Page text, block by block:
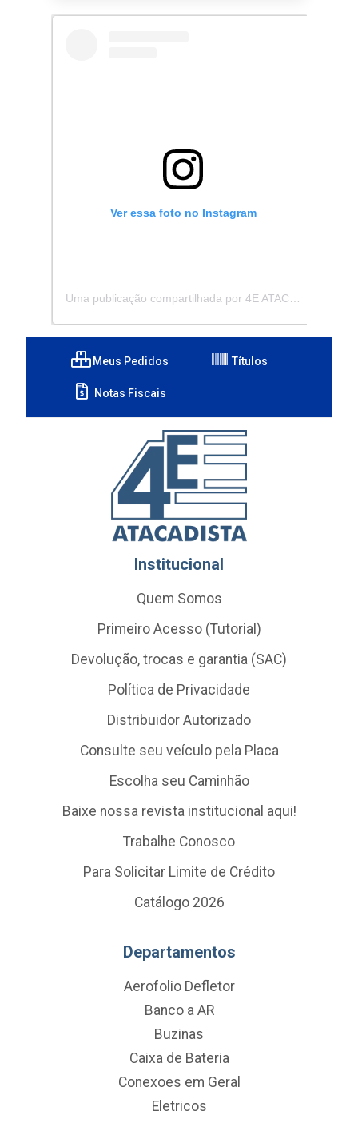
Ver essa foto no Instagram
Meus Pedidos Títulos
Notas Fiscais
Institucional
Quem Somos
Primeiro Acesso (Tutorial)
Devolução, trocas e garantia (SAC)
Política de Privacidade
Distribuidor Autorizado
Consulte seu veículo pela Placa
Escolha seu Caminhão
Baixe nossa revista institucional aqui!
Trabalhe Conosco
Para Solicitar Limite de Crédito
Catálogo 2026
Departamentos
Aerofolio Defletor
Banco a AR
Buzinas
Caixa de Bateria
Conexoes em Geral
Eletricos